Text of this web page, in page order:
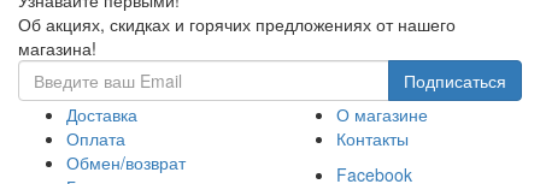
Об акциях, скидках и горячих предложениях от нашего
магазина!
Доставка
Оплата
Обмен/возврат
О магазине
Контакты
Facebook